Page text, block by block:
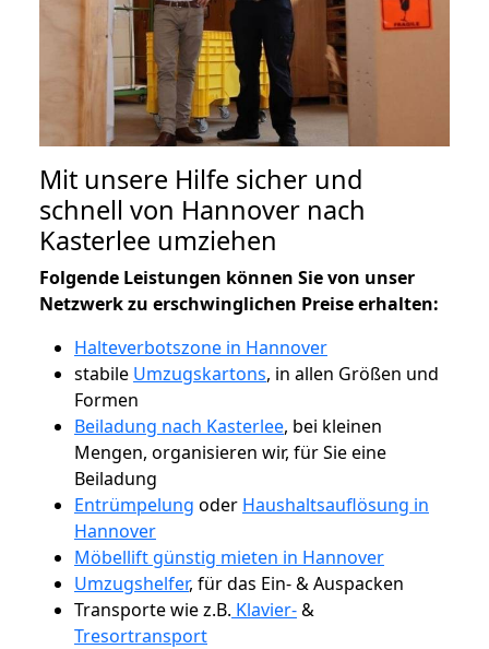
Mit unsere Hilfe sicher und
schnell von Hannover nach
Kasterlee umziehen
Folgende Leistungen können Sie von unser
Netzwerk zu erschwinglichen Preise erhalten:
Halteverbotszone in Hannover
stabile Umzugskartons, in allen Größen und
Formen
Beiladung nach Kasterlee, bei kleinen
Mengen, organisieren wir, für Sie eine
Beiladung
Entrümpelung oder Haushaltsauflösung in
Hannover
Möbellift günstig mieten in Hannover
Umzugshelfer, für das Ein- & Auspacken
Transporte wie z.B. Klavier-&
Tresortransport